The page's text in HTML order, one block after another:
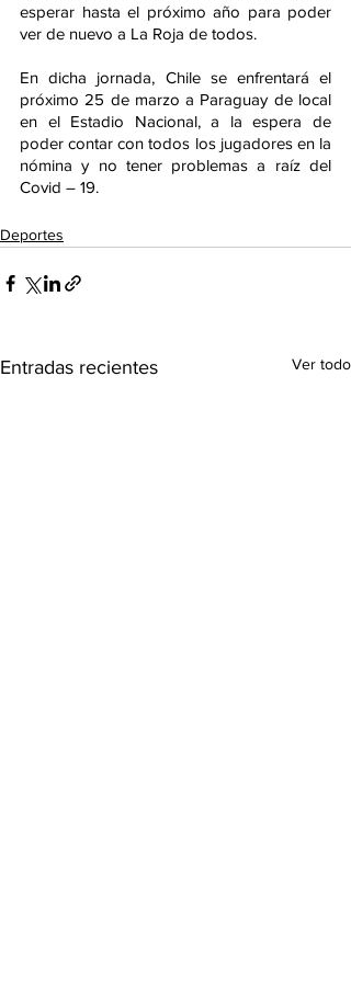
esperar hasta el próximo año para poder
ver de nuevo a La Roja de todos.
En dicha jornada, Chile se enfrentará el
próximo 25 de marzo a Paraguay de local
en el Estadio Nacional, a la espera de
poder contar con todos los jugadores en la
nómina y no tener problemas a raíz del
Covid – 19.
Deportes
Entradas recientes Ver todo